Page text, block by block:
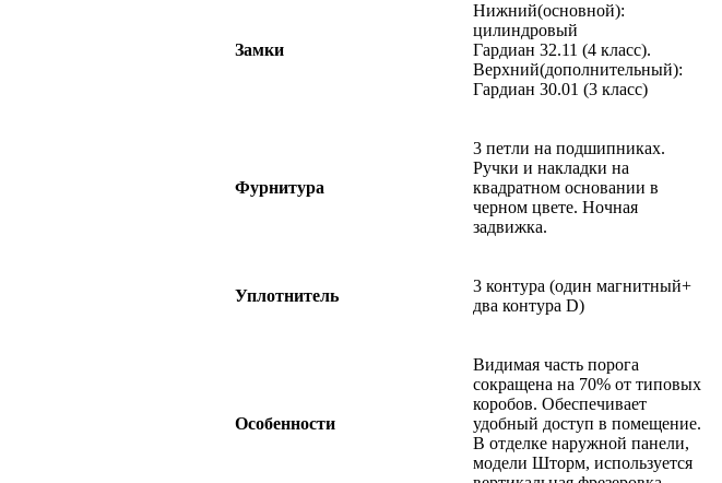
Замки
Нижний(основной):
цилиндровый
Гардиан 32.11 (4 класс).
Верхний(дополнительный):
Гардиан 30.01 (3 класс)
Фурнитура
3 петли на подшипниках.
Ручки и накладки на
квадратном основании в
черном цвете. Ночная
задвижка.
Уплотнитель
3 контура (один магнитный+
два контура D)
Особенности
Видимая часть порога
сокращена на 70% от типовых
коробов. Обеспечивает
удобный доступ в помещение.
В отделке наружной панели,
модели Шторм, используется